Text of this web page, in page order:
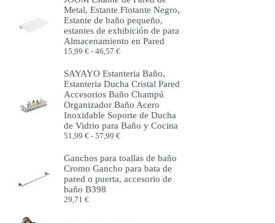
Metal, Estante Flotante Negro,
Estante de baño pequeño,
estantes de exhibición de para
Almacenamiento en Pared
15,99€ - 46,57€Rango
precios:
desde
15,99 €
hasta
46,57 €
SAYAYO Estanteria Baño,
Estanteria Ducha Cristal Pared
Accesorios Baño Champú
Organizador Baño Acero
Inoxidable Soporte de Ducha
de Vidrio para Baño y Cocina
51,99€ - 57,99€Rango
precios:
desde
51,99 €
hasta
Ganchos para toallas de baño
Cromo Gancho para bata de
pared o puerta, accesorio de
baño B398
29,71€